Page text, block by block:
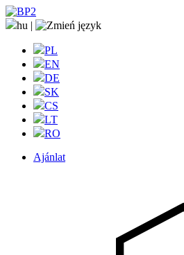
hu |
PL
EN
DE
SK
CS
LT
RO
Ajánlat